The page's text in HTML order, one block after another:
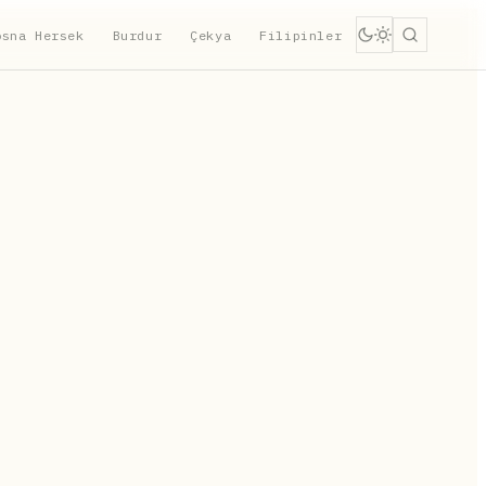
Hersek Burdur Çekya Filipinler